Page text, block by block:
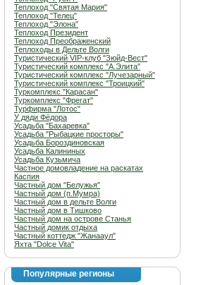
Теплоход "Святая Мария"
Теплоход "Телец"
Теплоход "Элона"
Теплоход Президент
Теплоход Преображенский
Теплоходы в Дельте Волги
Туристический VIP-клуб "Зюйд-Вест"
Туристический комплекс "А.Элита"
Туристический комплекс "Лучезарный"
Туристический комплекс "Троицкий"
Туркомплекс "Карасан"
Туркомплекс "Фрегат"
Турфирма "Лотос"
У дяди Фёдора
Усадьба "Бахаревка"
Усадьба "Рыбацкие просторы"
Усадьба Бороздиновская
Усадьба Калининых
Усадьба Кузьмича
Частное домовладение на раскатах
Каспия
Частный дом "Белужья"
Частный дом (п.Мумра)
Частный дом в дельте Волги
Частный дом в Тишково
Частный дом на острове Станья
Частный домик отдыха
Частный коттедж "Жанааул"
Яхта "Dolce Vita"
Популярные регионы